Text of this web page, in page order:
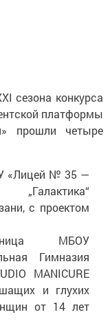
сезона конкурса
платформы
прошли четыре
«Лицей № 35 —
с проектом
МБОУ
Гимназия
MANICURE
и глухих
от 14 лет